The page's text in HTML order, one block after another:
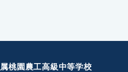
桃園農工高級中等学校